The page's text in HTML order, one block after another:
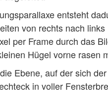
entsteht
von rechts nach
per Frame durch das
Hügel vorne rasen
Ebene, auf der sich
in voller